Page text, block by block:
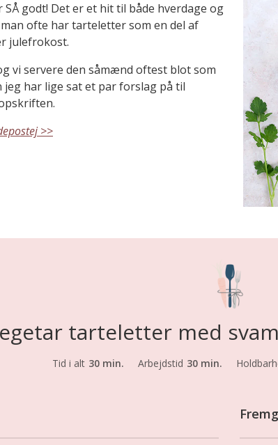
SÅ godt! Det er et hit til både hverdage og
ofte har tarteletter som en del af
julefrokost.
vi servere den såmænd oftest blot som
har lige sat et par forslag på til
>>
tarteletter med
Tid i alt 30 min. Arbejdstid 30 min.